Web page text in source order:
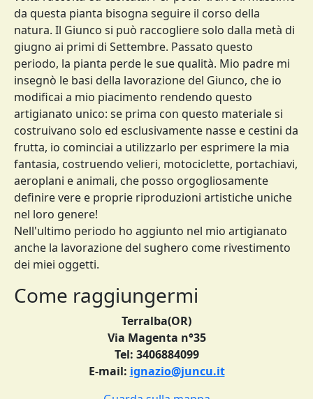
da questa pianta bisogna seguire il corso della
natura. Il Giunco si può raccogliere solo dalla metà di
giugno ai primi di Settembre. Passato questo
periodo, la pianta perde le sue qualità. Mio padre mi
insegnò le basi della lavorazione del Giunco, che io
modificai a mio piacimento rendendo questo
artigianato unico: se prima con questo materiale si
costruivano solo ed esclusivamente nasse e cestini da
frutta, io cominciai a utilizzarlo per esprimere la mia
fantasia, costruendo velieri, motociclette, portachiavi,
aeroplani e animali, che posso orgogliosamente
definire vere e proprie riproduzioni artistiche uniche
nel loro genere!
Nell'ultimo periodo ho aggiunto nel mio artigianato
anche la lavorazione del sughero come rivestimento
dei miei oggetti.
Come raggiungermi
Terralba(OR)
Via Magenta n°35
Tel: 3406884099
E-mail: ignazio@juncu.it